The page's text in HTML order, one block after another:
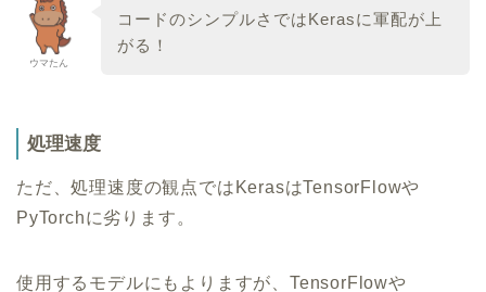
ウマたん
コードのシンプルさではKerasに軍配が上
がる！
処理速度
ただ、処理速度の観点ではKerasはTensorFlowや
PyTorchに劣ります。
使用するモデルにもよりますが、TensorFlowや